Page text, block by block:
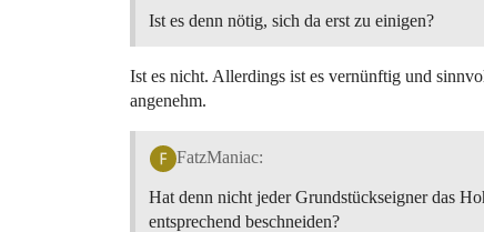
Ist es denn nötig, sich da erst zu einigen?
Ist es nicht. Allerdings ist es vernünftig und
angenehm.
FatzManiac:
Hat denn nicht jeder Grundstückseigner das
entsprechend beschneiden?